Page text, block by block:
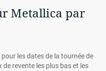
Metallica par
les dates de la tournée de
revente les plus bas et les